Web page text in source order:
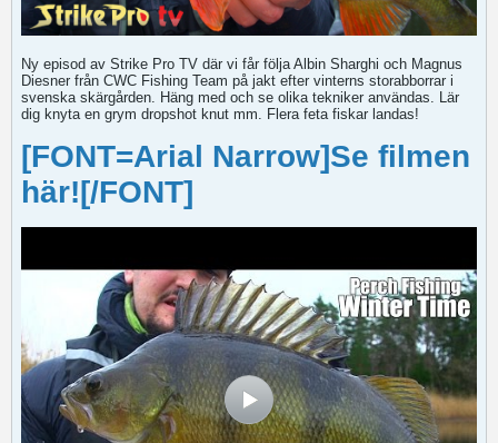
Ny episod av Strike Pro TV där vi får följa Albin Sharghi och Magnus
Diesner från CWC Fishing Team på jakt efter vinterns storabborrar i
svenska skärgården. Häng med och se olika tekniker användas. Lär
dig knyta en grym dropshot knut mm. Flera feta fiskar landas!
[FONT=Arial Narrow]Se filmen
här![/FONT]